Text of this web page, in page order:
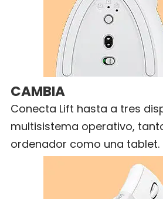
CAMBIA
Conecta Lift hasta a tres
multisistema operativo,
ordenador como una tablet.